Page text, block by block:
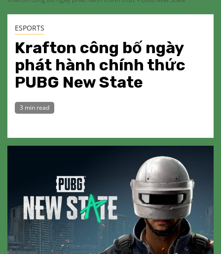
ESPORTS
Krafton công bố ngày
phát hành chính thức
PUBG New State
3 min read